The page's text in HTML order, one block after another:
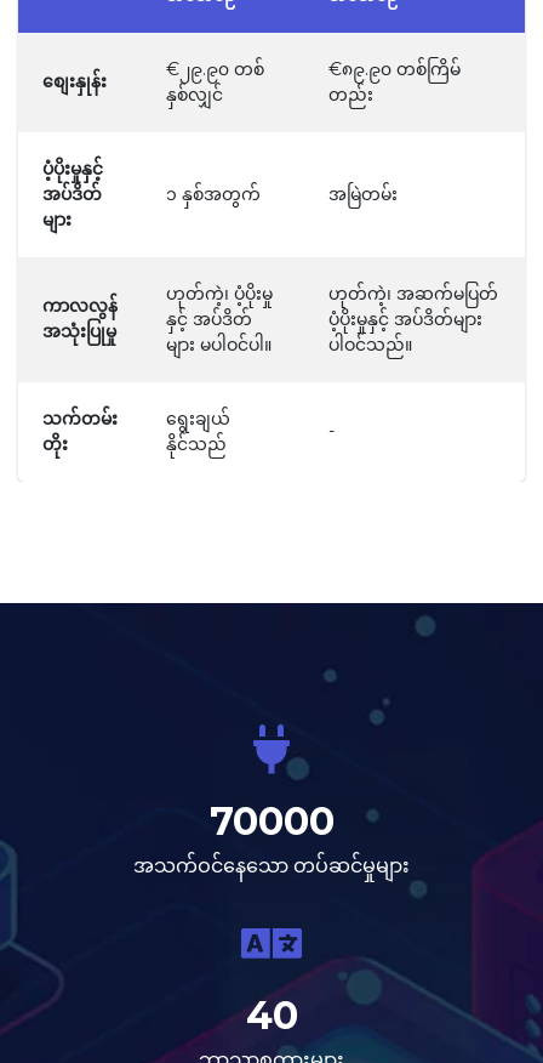
စျေးနှုန်း
€၂၉.၉၀ တစ်
နှစ်လျှင်
€၈၉.၉၀ တစ်ကြိမ်
တည်း
ပံ့ပိုးမှုနှင့်
အပ်ဒိတ်
များ
၁ နှစ်အတွက် အမြဲတမ်း
ကာလလွန်
အသုံးပြုမှု
ဟုတ်ကဲ့၊ ပံ့ပိုးမှု
နှင့် အပ်ဒိတ်
များ မပါဝင်ပါ။
ဟုတ်ကဲ့၊ အဆက်မပြတ်
ပံ့ပိုးမှုနှင့် အပ်ဒိတ်များ
ပါဝင်သည်။
သက်တမ်း
တိုး
ရွေးချယ်
နိုင်သည်
-
70000
အသက်ဝင်နေသော တပ်ဆင်မှုများ
40